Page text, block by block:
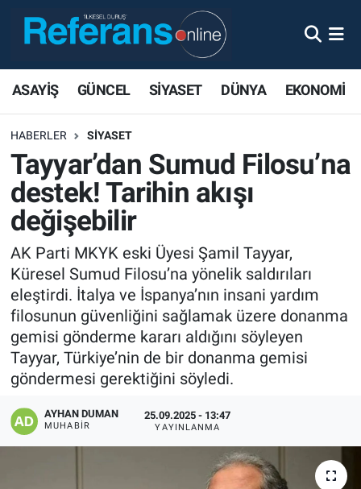
ASAYİŞ GÜNCEL SİYASET DÜNYA EKONOMİ
HABERLER SİYASET
Tayyar’dan Sumud Filosu’na
destek! Tarihin akışı
değişebilir
AK Parti MKYK eski Üyesi Şamil Tayyar,
Küresel Sumud Filosu’na yönelik saldırıları
eleştirdi. İtalya ve İspanya’nın insani yardım
filosunun güvenliğini sağlamak üzere donanma
gemisi gönderme kararı aldığını söyleyen
Tayyar, Türkiye’nin de bir donanma gemisi
göndermesi gerektiğini söyledi.
AYHAN DUMAN
MUHABIR
25.09.2025 - 13:47
YAYINLANMA